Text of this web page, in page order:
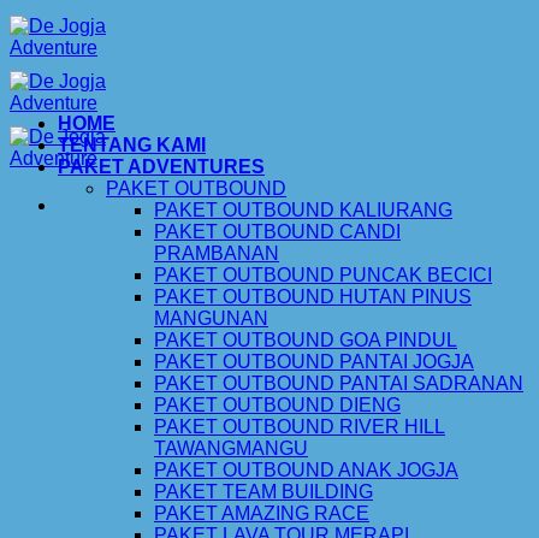
Skip
to
content
HOME
TENTANG KAMI
PAKET ADVENTURES
PAKET OUTBOUND
PAKET OUTBOUND KALIURANG
PAKET OUTBOUND CANDI
PRAMBANAN
PAKET OUTBOUND PUNCAK BECICI
PAKET OUTBOUND HUTAN PINUS
MANGUNAN
PAKET OUTBOUND GOA PINDUL
PAKET OUTBOUND PANTAI JOGJA
PAKET OUTBOUND PANTAI SADRANAN
PAKET OUTBOUND DIENG
PAKET OUTBOUND RIVER HILL
TAWANGMANGU
PAKET OUTBOUND ANAK JOGJA
PAKET TEAM BUILDING
PAKET AMAZING RACE